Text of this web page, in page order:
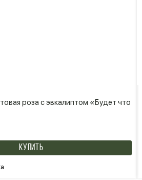
роза с эвкалиптом «Будет что
КУПИТЬ